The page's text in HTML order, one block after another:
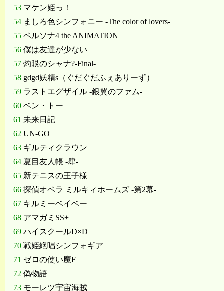
53 マケン姫っ！
54 ましろ色シンフォニー -The color of lovers-
55 ペルソナ4 the ANIMATION
56 僕は友達が少ない
57 灼眼のシャナ?-Final-
58 gdgd妖精s（ぐだぐだふぇありーず）
59 ラストエグザイル -銀翼のファム-
60 ベン・トー
61 未来日記
62 UN-GO
63 ギルティクラウン
64 夏目友人帳 -肆-
65 新テニスの王子様
66 探偵オペラ ミルキィホームズ -第2幕-
67 キルミーベイベー
68 アマガミSS+
69 ハイスクールD×D
70 戦姫絶唱シンフォギア
71 ゼロの使い魔F
72 偽物語
73 モーレツ宇宙海賊